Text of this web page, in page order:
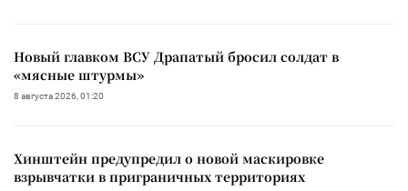
Новый главком ВСУ Драпатый бросил солдат в
«мясные штурмы»
8 августа 2026, 01:20
Хинштейн предупредил о новой маскировке
взрывчатки в приграничных территориях